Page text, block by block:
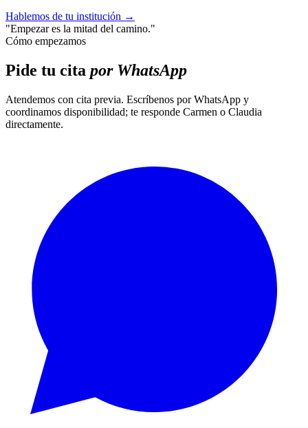
Hablemos de tu institución →
"Empezar es la mitad del camino."
Cómo empezamos
Pide tu cita por WhatsApp
Atendemos con cita previa. Escríbenos por WhatsApp y
coordinamos disponibilidad; te responde Carmen o Claudia
directamente.